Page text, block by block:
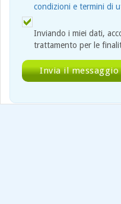
condizioni e termini di
Inviando i miei dati,
trattamento per le